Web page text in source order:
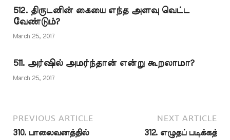
பகுதிகளிலிருந்து
மதீனாவுக்கு வந்து
குடியேறினார்கள். நபிகள்
நாயகம் (ஸல்) அவர்கள்
ஏற்பவர்களாக நாம் ஆக
வேண்டும்…
512. திருடனின் கையை எந்த அளவு வெட்ட
வேண்டும்?
March 25, 2017
511. அர்ஷில் அமர்ந்தான் என்று கூறலாமா?
March 25, 2017
PREVIOUS ARTICLE
310. பாலைவனத்தில்
NEXT ARTICLE
312. எழுதப் படிக்கத்